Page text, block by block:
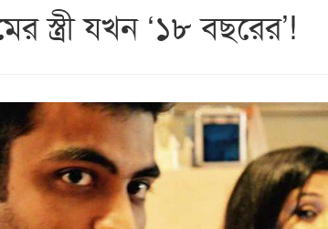
স্ত্রী যখন ‘১৮ বছরের’!